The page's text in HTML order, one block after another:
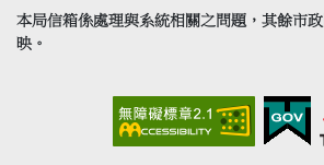
本局信箱係處理與系統相關之問題，其餘市
映。